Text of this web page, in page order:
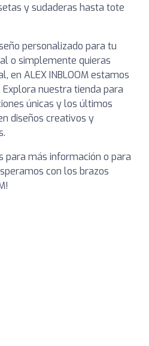
y sudaderas hasta tote
personalizado para tu
o simplemente quieras
en ALEX INBLOOM estamos
nuestra tienda para
únicas y los últimos
diseños creativos y
para más información o para
con los brazos